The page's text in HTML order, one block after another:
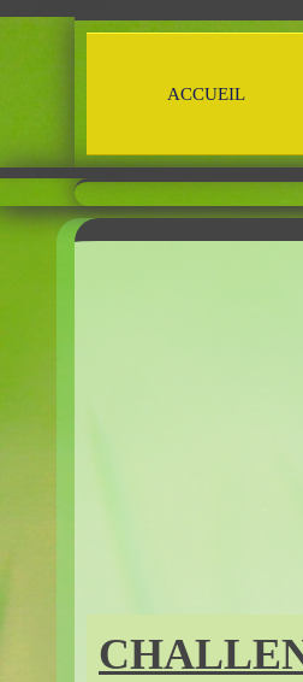
ACCUEIL